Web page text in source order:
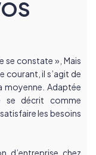
se constate », Mais
courant, il s’agit de
moyenne. Adaptée
se décrit comme
les besoins
d’entreprise chez